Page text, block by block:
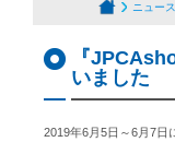
ニュー
『
いました
2019年6月5日～6月7日